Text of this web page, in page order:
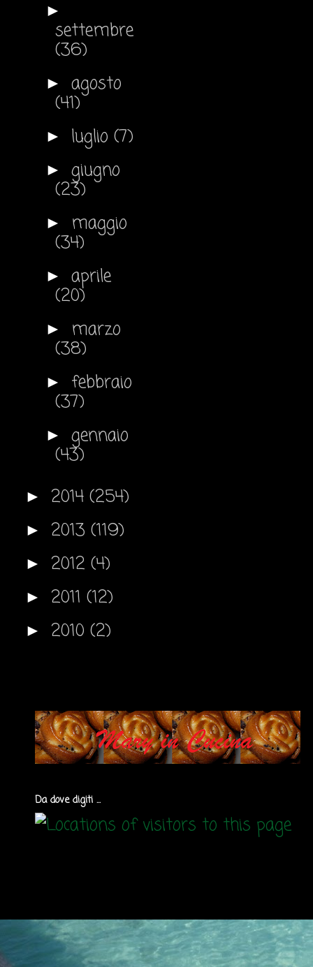
►
settembre
(36)
► agosto
(41)
► luglio (7)
► giugno
(23)
► maggio
(34)
► aprile
(20)
► marzo
(38)
► febbraio
(37)
► gennaio
(43)
► 2014 (254)
► 2013 (119)
► 2012 (4)
► 2011 (12)
► 2010 (2)
Da dove digiti ...